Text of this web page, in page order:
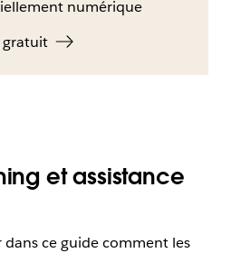
numérique
gratuit
et assistance
dans ce guide comment les